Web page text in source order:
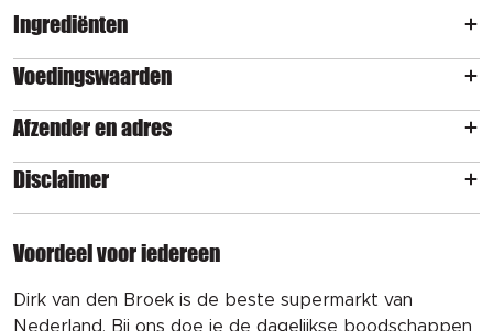
Ingrediënten
Voedingswaarden
Afzender en adres
Disclaimer
Voordeel voor iedereen
Dirk van den Broek is de beste supermarkt van
Nederland. Bij ons doe je de dagelijkse boodschappen